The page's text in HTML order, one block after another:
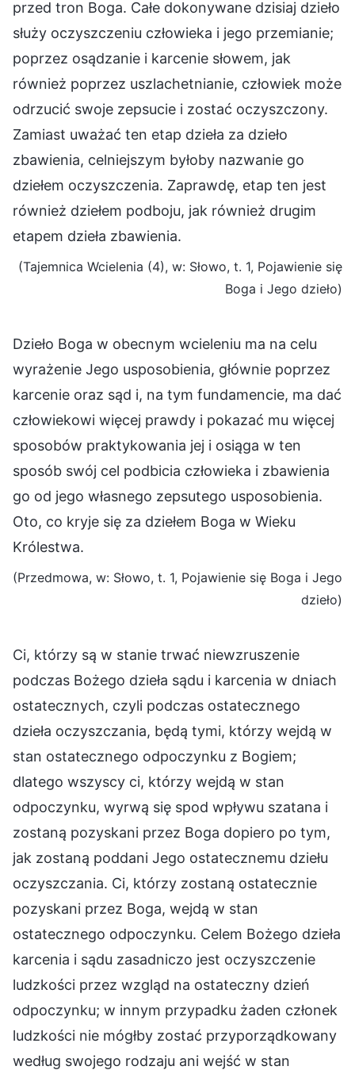
przed tron Boga. Całe dokonywane dzisiaj dzieło
służy oczyszczeniu człowieka i jego przemianie;
poprzez osądzanie i karcenie słowem, jak
również poprzez uszlachetnianie, człowiek może
odrzucić swoje zepsucie i zostać oczyszczony.
Zamiast uważać ten etap dzieła za dzieło
zbawienia, celniejszym byłoby nazwanie go
dziełem oczyszczenia. Zaprawdę, etap ten jest
również dziełem podboju, jak również drugim
etapem dzieła zbawienia.
(Tajemnica Wcielenia (4), w: Słowo, t. 1, Pojawienie się
Boga i Jego dzieło)
Dzieło Boga w obecnym wcieleniu ma na celu
wyrażenie Jego usposobienia, głównie poprzez
karcenie oraz sąd i, na tym fundamencie, ma dać
człowiekowi więcej prawdy i pokazać mu więcej
sposobów praktykowania jej i osiąga w ten
sposób swój cel podbicia człowieka i zbawienia
go od jego własnego zepsutego usposobienia.
Oto, co kryje się za dziełem Boga w Wieku
Królestwa.
(Przedmowa, w: Słowo, t. 1, Pojawienie się Boga i Jego
dzieło)
Ci, którzy są w stanie trwać niewzruszenie
podczas Bożego dzieła sądu i karcenia w dniach
ostatecznych, czyli podczas ostatecznego
dzieła oczyszczania, będą tymi, którzy wejdą w
stan ostatecznego odpoczynku z Bogiem;
dlatego wszyscy ci, którzy wejdą w stan
odpoczynku, wyrwą się spod wpływu szatana i
zostaną pozyskani przez Boga dopiero po tym,
jak zostaną poddani Jego ostatecznemu dziełu
oczyszczania. Ci, którzy zostaną ostatecznie
pozyskani przez Boga, wejdą w stan
ostatecznego odpoczynku. Celem Bożego dzieła
karcenia i sądu zasadniczo jest oczyszczenie
ludzkości przez wzgląd na ostateczny dzień
odpoczynku; w innym przypadku żaden członek
ludzkości nie mógłby zostać przyporządkowany
według swojego rodzaju ani wejść w stan